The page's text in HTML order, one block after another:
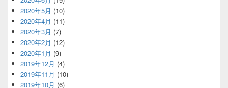
2020年5月 (10)
2020年4月 (11)
2020年3月 (7)
2020年2月 (12)
2020年1月 (9)
2019年12月 (4)
2019年11月 (10)
2019年10月 (6)